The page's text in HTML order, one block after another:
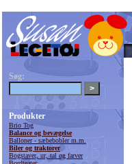
Søg:
Produkter
Brio Tog
Balance og bevægelse
Balloner - sæbebobler m.m.
Biler og traktorer
Bogstaver, ur, tal og farver